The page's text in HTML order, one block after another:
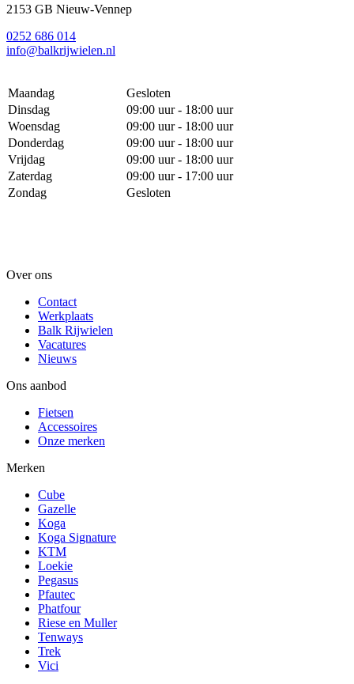
2153 GB Nieuw-Vennep
0252 686 014
info@balkrijwielen.nl
Maandag
Gesloten
Dinsdag
09:00 uur - 18:00 uur
Woensdag
09:00 uur - 18:00 uur
Donderdag
09:00 uur - 18:00 uur
Vrijdag
09:00 uur - 18:00 uur
Zaterdag
09:00 uur - 17:00 uur
Zondag
Gesloten
Over ons
Contact
Werkplaats
Balk Rijwielen
Vacatures
Nieuws
Ons aanbod
Fietsen
Accessoires
Onze merken
Merken
Cube
Gazelle
Koga
Koga Signature
KTM
Loekie
Pegasus
Pfautec
Phatfour
Riese en Muller
Tenways
Trek
Vici